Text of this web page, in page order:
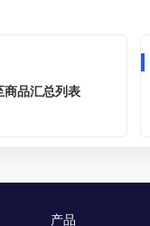
商品汇总列表
产品